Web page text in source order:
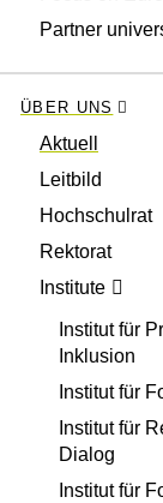
Partner
ÜBER UNS
Aktuell
Leitbild
Hochschulrat
Rektorat
Institute
Institut für
Inklusion
Institut für
Institut für
Dialog
Institut für